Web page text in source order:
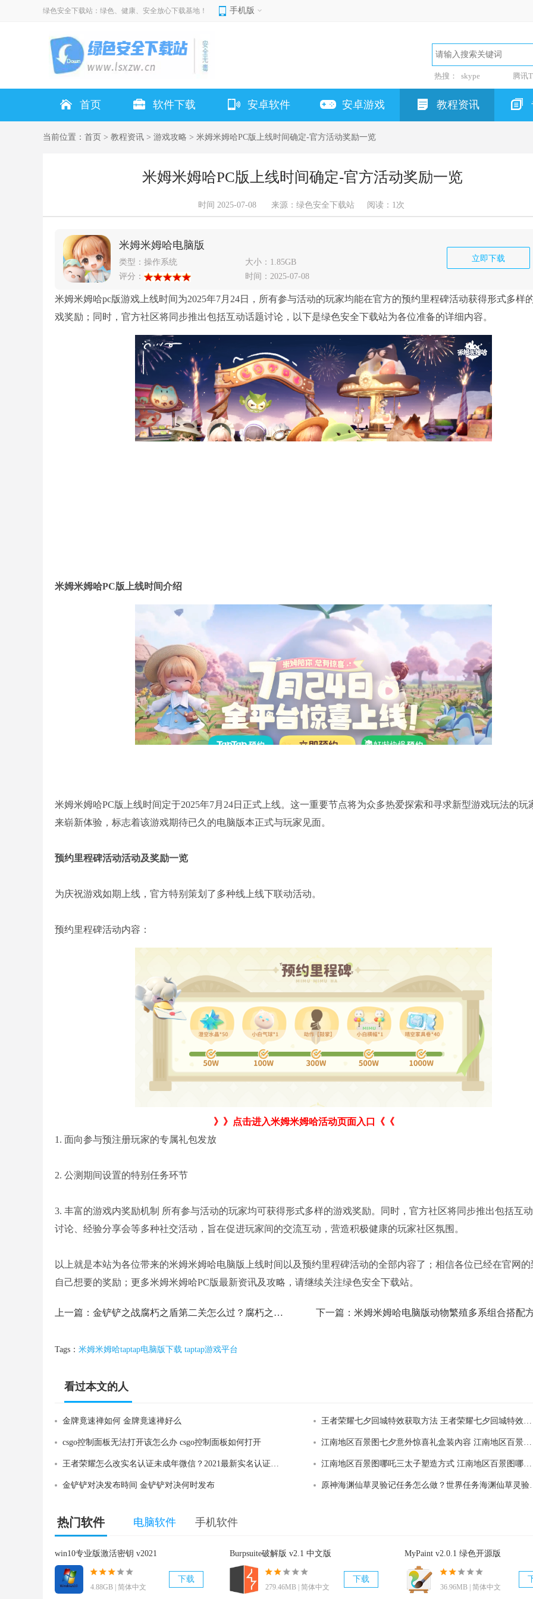
绿色安全下载站：绿色、健康、安全放心下载基地！ 手机版
热搜： skype 腾讯
首页 软件下载 安卓软件 安卓游戏 教程资讯
当前位置： 首页 > 教程资讯 > 游戏攻略 > 米姆米姆哈PC版上线时间确定-官方活动奖励一览
米姆米姆哈PC版上线时间确定-官方活动奖励一览
时间 2025-07-08 来源：绿色安全下载站 阅读： 1次
米姆米姆哈电脑版
类型： 操作系统
大小：1.85GB
评分：
时间： 2025-07-08
立即下载
米姆米姆哈pc版游戏上线时间为2025年7月24日，所有参与活动的玩家均能在官方的预约里程碑活动获得形式多样
戏奖励；同时，官方社区将同步推出包括互动话题讨论，以下是绿色安全下载站为各位准备的详细内容。
米姆米姆哈PC版上线时间介绍
米姆米姆哈PC版上线时间定于2025年7月24日正式上线。这一重要节点将为众多热爱探索和寻求新型游戏玩法的玩
来崭新体验，标志着该游戏期待已久的电脑版本正式与玩家见面。
预约里程碑活动活动及奖励一览
为庆祝游戏如期上线，官方特别策划了多种线上线下联动活动。
预约里程碑活动内容：
》》点击进入米姆米姆哈活动页面入口《《
1. 面向参与预注册玩家的专属礼包发放
2. 公测期间设置的特别任务环节
3. 丰富的游戏内奖励机制 所有参与活动的玩家均可获得形式多样的游戏奖励。同时，官方社区将同步推出包括互
讨论、经验分享会等多种社交活动，旨在促进玩家间的交流互动，营造积极健康的玩家社区氛围。
以上就是本站为各位带来的米姆米姆哈电脑版上线时间以及预约里程碑活动的全部内容了；相信各位已经在官网的
自己想要的奖励；更多米姆米姆哈PC版最新资讯及攻略，请继续关注绿色安全下载站。
上一篇： 金铲铲之战腐朽之盾第二关怎么过？腐朽之盾第二关阵容通关攻略 下一篇： 米姆米姆哈电脑版动物繁殖多系组合搭配
Tags： 米姆米姆哈taptap电脑版下载 taptap游戏平台
看过本文的人
还看过
金牌竟速禅如何 金牌竟速禅好么 王者荣耀七夕回城特效获取方法 王者荣耀七夕回城特效怎么获得
csgo控制面板无法打开该怎么办 csgo控制面板如何打开 江南地区百景图七夕意外惊喜礼盒装內容 江南地区百景图七夕意外惊喜礼盒装有哪些
王者荣耀怎么改实名认证未成年微信？2021最新实名认证修改流程 江南地区百景图哪吒三太子塑造方式 江南地区百景图哪吒三太子非常值得塑造吗
金铲铲对决发布時间 金铲铲对决何时发布 原神海渊仙草
热门软件 电脑软件 手机软件
win10专业版激活密钥 v2021
4.88GB | 简体中文
下载
Burpsuite破解版 v2.1 中文版
279.46MB | 简体中文
下载
MyPaint v2.0.1 绿色开源版
36.96MB | 简体中文